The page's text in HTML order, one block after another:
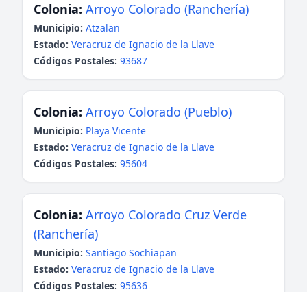
Colonia: Arroyo Colorado (Ranchería)
Municipio: Atzalan
Estado: Veracruz de Ignacio de la Llave
Códigos Postales: 93687
Colonia: Arroyo Colorado (Pueblo)
Municipio: Playa Vicente
Estado: Veracruz de Ignacio de la Llave
Códigos Postales: 95604
Colonia: Arroyo Colorado Cruz Verde
(Ranchería)
Municipio: Santiago Sochiapan
Estado: Veracruz de Ignacio de la Llave
Códigos Postales: 95636